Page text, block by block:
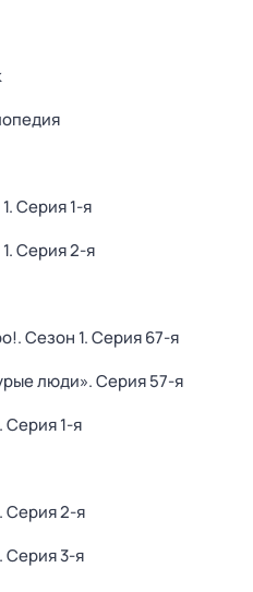
. Серия 1-я
. Серия 2-я
. Сезон 1. Серия 67-я
люди». Серия 57-я
. Серия 1-я
. Серия 2-я
. Серия 3-я